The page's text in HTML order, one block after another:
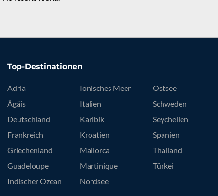
Top-Destinationen
Adria
Ägäis
Deutschland
Frankreich
Griechenland
Guadeloupe
Indischer Ozean
Ionisches Meer
Italien
Karibik
Kroatien
Mallorca
Martinique
Nordsee
Ostsee
Schweden
Seychellen
Spanien
Thailand
Türkei